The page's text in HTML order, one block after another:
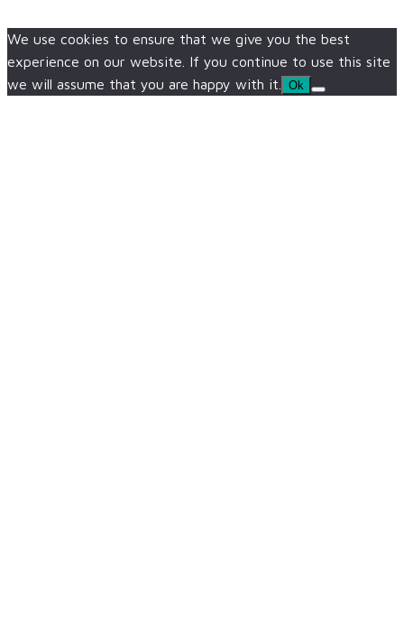
We use cookies to ensure that we give you the best
experience on our website. If you continue to use this site
we will assume that you are happy with it.
Ok